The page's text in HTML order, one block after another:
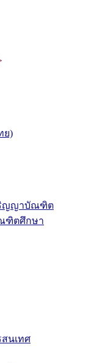
ย)
ริญญาบัณฑิต
ฑิตศึกษา
นเทศ